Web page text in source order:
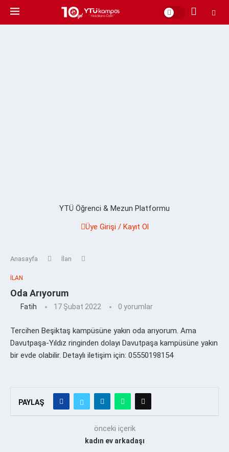
YTÜ Öğrenci & Mezun Platformu
Üye Girişi / Kayıt Ol
Anasayfa İlan
İLAN
Oda Arıyorum
Fatih 17 Şubat 2022 0 yorumlar
Tercihen Beşiktaş kampüsüne yakın oda arıyorum. Ama
Davutpaşa-Yıldız ringinden dolayı Davutpaşa kampüsüne yakın
bir evde olabilir. Detaylı iletişim için: 05550198154
PAYLAŞ
önceki içerik
kadın ev arkadaşı